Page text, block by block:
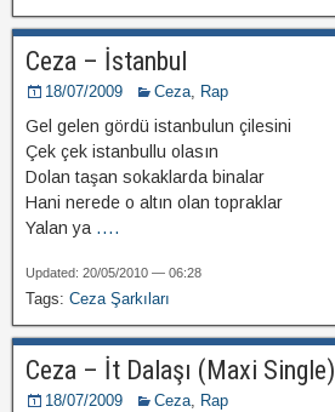
Ceza – İstanbul
18/07/2009 Ceza, Rap
Gel gelen gördü istanbulun çilesini
Çek çek istanbullu olasın
Dolan taşan sokaklarda binalar
Hani nerede o altın olan topraklar
Yalan ya ....
Updated: 20/05/2010 — 06:28
Tags: Ceza Şarkıları
Ceza – İt Dalaşı (Maxi Single)
18/07/2009 Ceza, Rap